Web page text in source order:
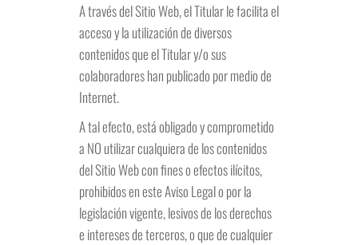
A través del Sitio Web, el Titular le facilita el
acceso y la utilización de diversos
contenidos que el Titular y/o sus
colaboradores han publicado por medio de
Internet.
A tal efecto, está obligado y comprometido
a NO utilizar cualquiera de los contenidos
del Sitio Web con fines o efectos ilícitos,
prohibidos en este Aviso Legal o por la
legislación vigente, lesivos de los derechos
e intereses de terceros, o que de cualquier